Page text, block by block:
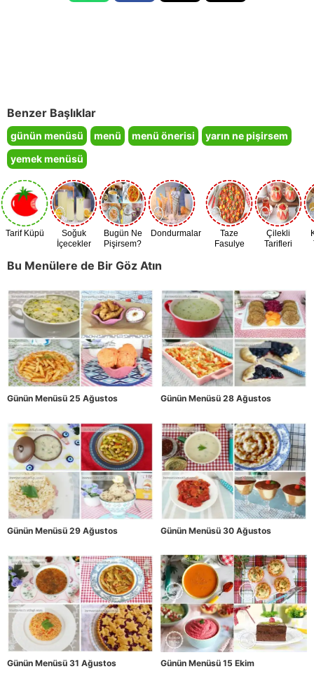
Benzer Başlıklar
günün menüsü menü menü önerisi
yarın ne pişirsem
yemek menüsü
Tarif Küpü
Soğuk
İçecekler
Bugün Ne
Pişirsem?
Dondurmalar
Taze
Fasulye
Çilekli
Tarifleri
Bu Menülere de Bir Göz Atın
Günün Menüsü 25 Ağustos Günün Menüsü 28 Ağustos
Günün Menüsü 29 Ağustos Günün Menüsü 30 Ağustos
Günün Menüsü 31 Ağustos Günün Menüsü 15 Ekim